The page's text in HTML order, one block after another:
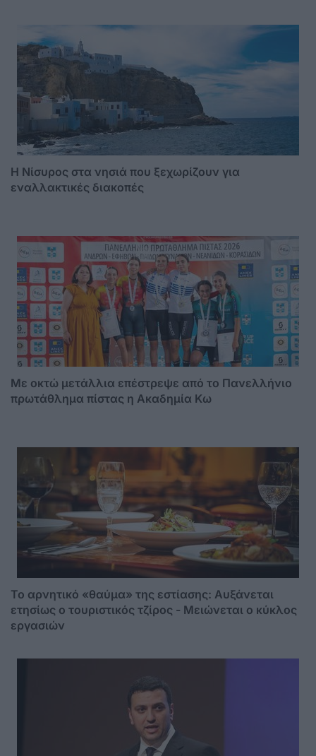
Η Νίσυρος στα νησιά που ξεχωρίζουν για
εναλλακτικές διακοπές
Με οκτώ μετάλλια επέστρεψε από το Πανελλήνιο
πρωτάθλημα πίστας η Ακαδημία Κω
Το αρνητικό «θαύμα» της εστίασης: Αυξάνεται
ετησίως ο τουριστικός τζίρος - Mειώνεται ο κύκλος
εργασιών